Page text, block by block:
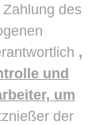
des
,
und
um
der